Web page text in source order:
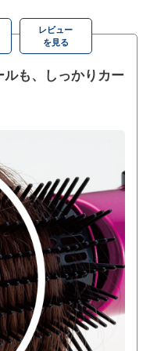
も、しっかりカー
レビュー
を見る